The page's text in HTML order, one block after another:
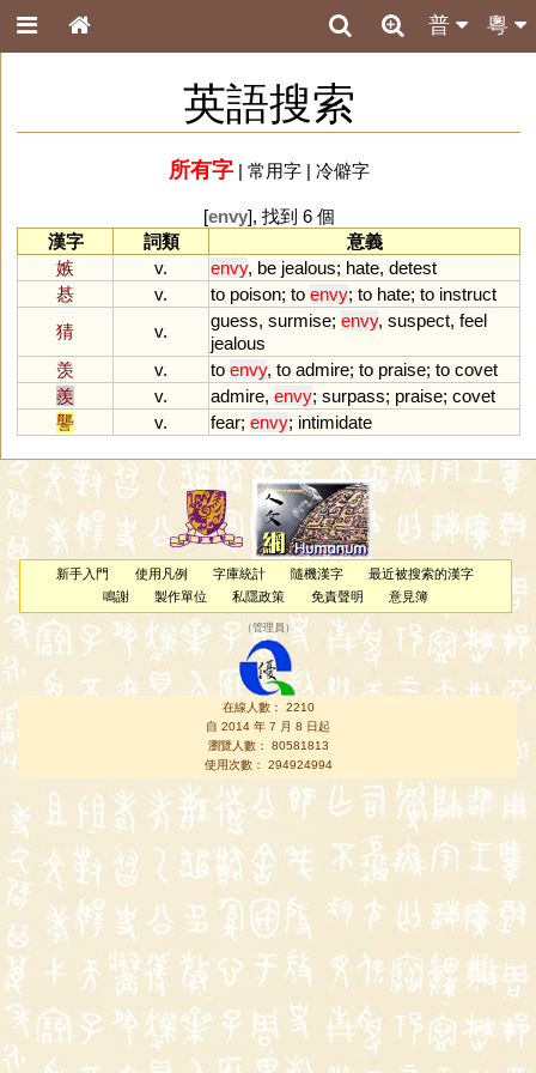
粵
普
英語搜索
所有字| 常用字| 冷僻字
[envy], 找到 6 個
漢字
詞類
意義
嫉
v. envy, be jealous; hate, detest
惎
v. to poison; to envy; to hate; to instruct
猜
v.
guess, surmise; envy, suspect, feel
jealous
羡
v. to envy, to admire; to praise; to covet
羨
v. admire, envy; surpass; praise; covet
讋
v. fear; envy; intimidate
新手入門 使用凡例 字庫統計 隨機漢字
最近被搜索的漢字
鳴謝
製作單位 私隱政策 免責聲明 意見簿
（管理員 ）
在線人數： 2210
自 2014 年 7 月 8 日起
瀏覽人數： 80581813
使用次數： 294924994